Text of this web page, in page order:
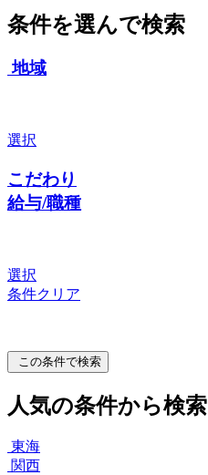
条件を選んで検索
地域
選択
こだわり
給与/職種
選択
条件クリア
この条件で検索
人気の条件から検索
東海
関西